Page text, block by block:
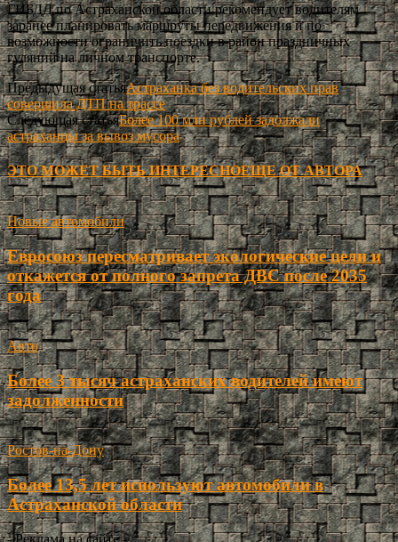
ГИБДД по Астраханской области рекомендует водителям
заранее планировать маршруты передвижения и по
возможности ограничить поездки в район праздничных
гуляний на личном транспорте.
Предыдущая статьяАстраханка без водительских прав
совершила ДТП на трассе
Следующая статьяБолее 100 млн рублей задолжали
астраханцы за вывоз мусора
ЭТО МОЖЕТ БЫТЬ ИНТЕРЕСНОЕЩЕ ОТ АВТОРА
Новые автомобили
Евросоюз пересматривает экологические цели и
откажется от полного запрета ДВС после 2035
года
Авто
Более 3 тысяч астраханских водителей имеют
задолженности
Ростов-на-Дону
Более 13,5 лет используют автомобили в
Астраханской области
- Реклама на сайте -